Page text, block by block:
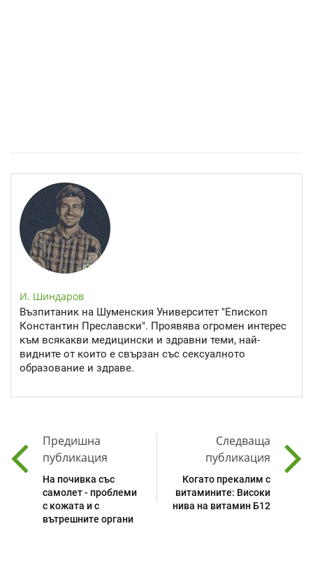
И. Шиндаров
Възпитаник на Шуменския Университет "Епископ
Константин Преславски". Проявява огромен интерес
към всякакви медицински и здравни теми, най-
видните от които е свързан със сексуалното
образование и здраве.
Предишна
публикация
На почивка със
самолет - проблеми
с кожата и с
вътрешните органи
Следваща
публикация
Когато прекалим с
витамините: Високи
нива на витамин Б12